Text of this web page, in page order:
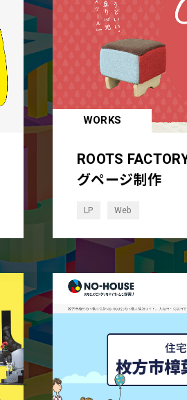
WORKS
ROOTS
グページ制作
LP Web